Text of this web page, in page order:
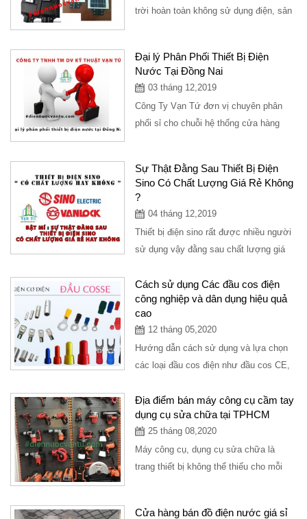
trời hoàn toàn không sử dụng điện, sản
Đại lý Phân Phối Thiết Bị Điện
Nước Tại Đồng Nai
03 tháng 12,2019
Công Ty Vạn Tứ đơn vị chuyên phân
phối sỉ cho chuỗi hệ thống cửa hàng
Sự Thật Đằng Sau Thiết Bị Điện
Sino Có Chất Lượng Giá Rẻ Không
?
04 tháng 12,2019
Thiết bị điện sino rất được nhiều người
sử dụng vậy đằng sau chất lượng giá
Cách sử dụng Các đầu cos điện
công nghiệp và dân dụng hiệu quả
cao
12 tháng 05,2020
Hướng dẫn cách sử dụng và lựa chọn
các loại đầu cos điện như đầu cos CE,
các...
Địa điểm bán máy công cụ cầm tay
dụng cụ sửa chữa tại TPHCM
25 tháng 08,2020
Máy công cụ, dụng cụ sửa chữa là
trang thiết bị không thể thiếu cho mỗi
Cửa hàng bán đồ điện nước giá sỉ